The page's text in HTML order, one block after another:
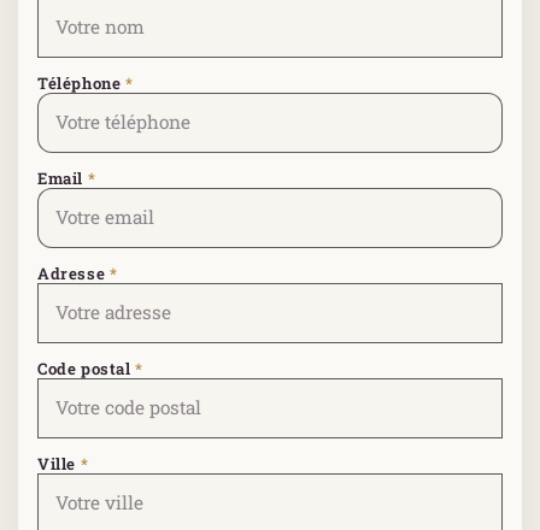
Téléphone *
Email *
Adresse *
Code postal*
Ville *